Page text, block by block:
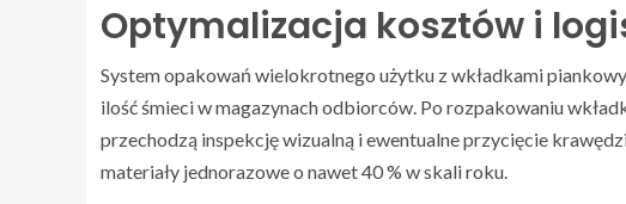
Optymalizacja kosztów i
System opakowań wielokrotnego użytku z wkładkami
ilość śmieci w magazynach odbiorców. Po rozpakowaniu
przechodzą inspekcję wizualną i ewentualne przycięcie
materiały jednorazowe o nawet 40 % w skali roku.